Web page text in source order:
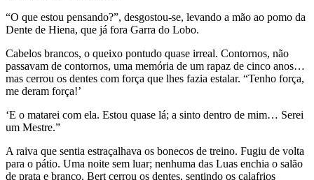
“O que estou pensando?”, desgostou-se, levando a mão ao pomo da
Dente de Hiena, que já fora Garra do Lobo.
Cabelos brancos, o queixo pontudo quase irreal. Contornos, não
passavam de contornos, uma memória de um rapaz de cinco anos…
mas cerrou os dentes com força que lhes fazia estalar. “Tenho força,
me deram força!’
‘E o matarei com ela. Estou quase lá; a sinto dentro de mim… Serei
um Mestre.”
A raiva que sentia estraçalhava os bonecos de treino. Fugiu de volta
para o pátio. Uma noite sem luar; nenhuma das Luas enchia o salão
de prata e branco. Bert cerrou os dentes, sentindo os calafrios